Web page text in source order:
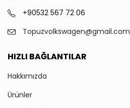
+90532 567 72 06
Topuzvolkswagen@gmail.com
HIZLI BAĞLANTILAR
Hakkımızda
Ürünler